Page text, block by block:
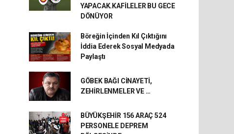
YAPACAK.KAFİLELER BU GECE
DÖNÜYOR
Böreğin İçinden Kıl Çıktığını
İddia Ederek Sosyal Medyada
Paylaştı
GÖBEK BAĞI CİNAYETİ,
ZEHİRLENMELER VE …
BÜYÜKŞEHİR 156 ARAÇ 524
PERSONELE DEPREM